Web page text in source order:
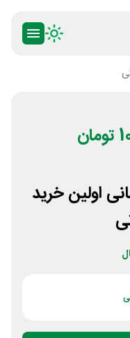
تومانی اولین خرید